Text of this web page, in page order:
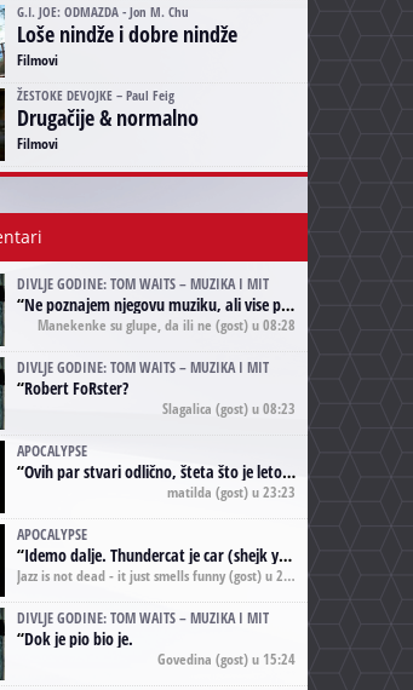
G.I. JOE: ODMAZDA - Jon M. Chu
Loše nindže i dobre nindže
Filmovi
ŽESTOKE DEVOJKE – Paul Feig
Drugačije & normalno
Filmovi
DIVLJE GODINE: TOM WAITS – MUZIKA I MIT
“Ne poznajem njegovu muziku, ali vise puta nego sto sam to zazeleo gledao sam njegove umjetnicke slike na raznim stranama interneta. Te stoga zakljucujem da je Tom Waits Lady Gaga muzike namrstenih, ma
Manekenke su glupe, da ili ne (gost) u 08:28
DIVLJE GODINE: TOM WAITS – MUZIKA I MIT
“Robert FoRster?
Slagalica (gost) u 08:23
APOCALYPSE
“Ovih par stvari odlično, šteta što je leto pri kraju, a kaput koji te vervoatno podseća na pirotski ćilim je iz tradicije Navaho indijanaca ;)
matilda (gost) u 23:23
APOCALYPSE
“Idemo dalje. Thundercat je car (shejk yerbuti )!
Jazz is not dead - it just smells funny(gost) u 20:11
DIVLJE GODINE: TOM WAITS – MUZIKA I MIT
“Dok je pio bio je.
Govedina (gost) u 15:24